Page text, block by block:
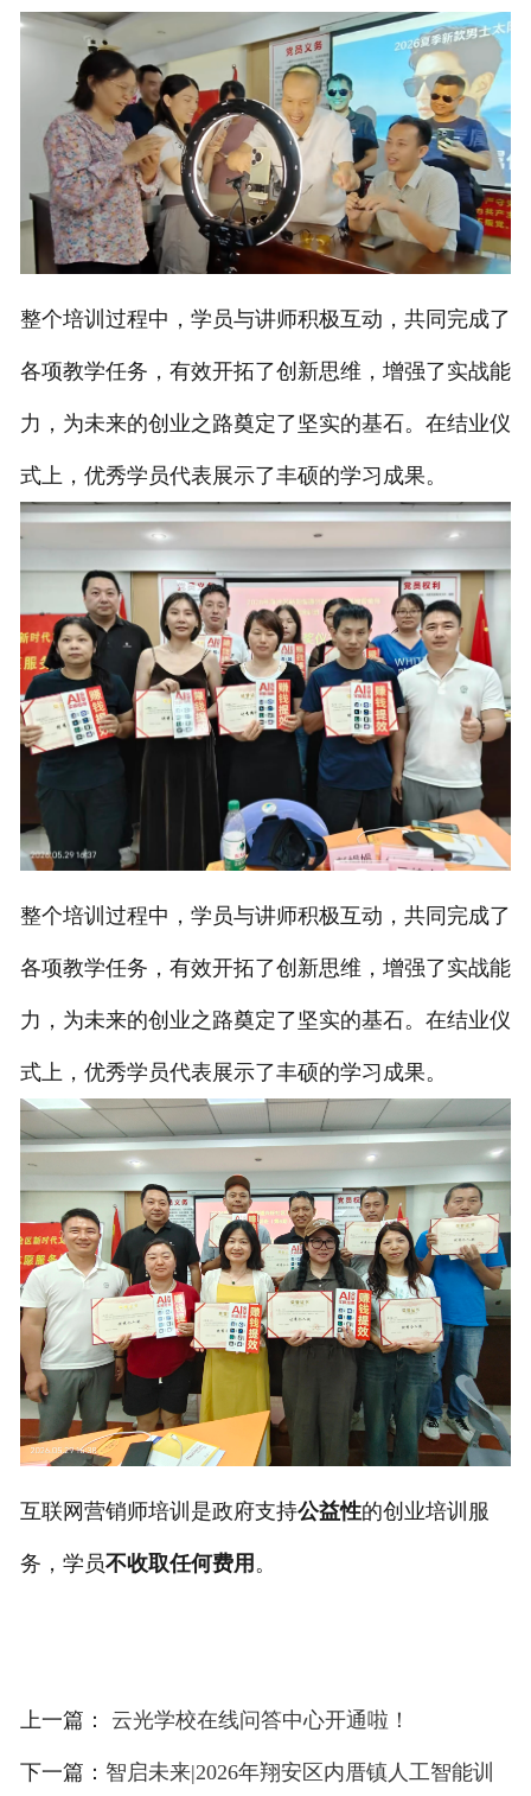
整个培训过程中，学员与讲师积极互动，共同完成了
各项教学任务，有效开拓了创新思维，增强了实战能
力，为未来的创业之路奠定了坚实的基石。 在结业仪
式上，优秀学员代表展示了丰硕的学习成果。
整个培训过程中，学员与讲师积极互动，共同完成了
各项教学任务，有效开拓了创新思维，增强了实战能
力，为未来的创业之路奠定了坚实的基石。 在结业仪
式上，优秀学员代表展示了丰硕的学习成果。
互联网营销师培训是政府支持公益性的创业培训服
务，学员不收取任何费用 。
上一篇： 云光学校在线问答中心开通啦！
下一篇： 智启未来|2026年翔安区内厝镇人工智能训